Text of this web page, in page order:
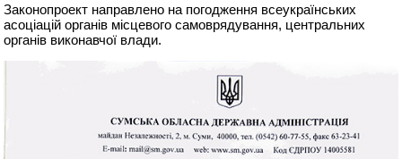
Законопроект направлено на погодження всеукраїнських
асоціацій органів місцевого самоврядування, центральних
органів виконавчої влади.